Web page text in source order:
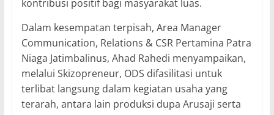
kontribusi positif bagi masyarakat luas.
Dalam kesempatan terpisah, Area Manager
Communication, Relations & CSR Pertamina Patra
Niaga Jatimbalinus, Ahad Rahedi menyampaikan,
melalui Skizopreneur, ODS difasilitasi untuk
terlibat langsung dalam kegiatan usaha yang
terarah, antara lain produksi dupa Arusaji serta